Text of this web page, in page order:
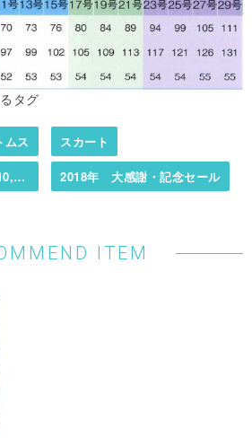
タグ
ムス スカート
スカート：7,000円から10,000円まで 2018年 大感謝・記念セール
ITEM